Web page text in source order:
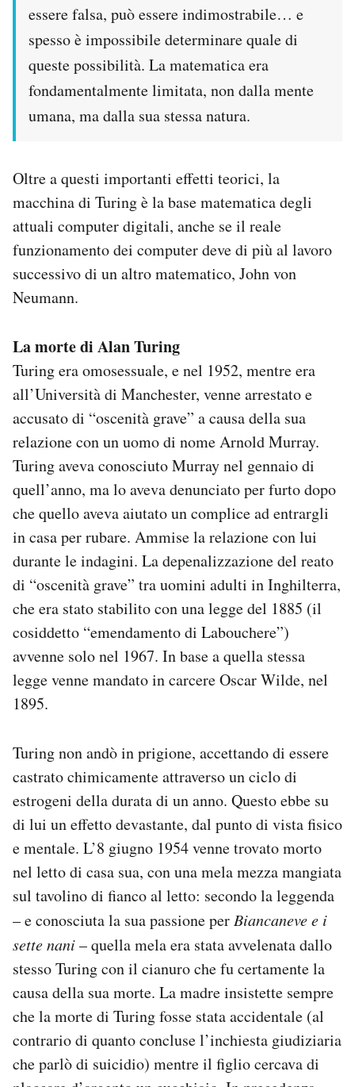
essere falsa, può essere indimostrabile… e
spesso è impossibile determinare quale di
queste possibilità. La matematica era
fondamentalmente limitata, non dalla mente
umana, ma dalla sua stessa natura.
Oltre a questi importanti effetti teorici, la
macchina di Turing è la base matematica degli
attuali computer digitali, anche se il reale
funzionamento dei computer deve di più al lavoro
successivo di un altro matematico, John von
Neumann.
La morte di Alan Turing
Turing era omosessuale, e nel 1952, mentre era
all’Università di Manchester, venne arrestato e
accusato di “oscenità grave” a causa della sua
relazione con un uomo di nome Arnold Murray.
Turing aveva conosciuto Murray nel gennaio di
quell’anno, ma lo aveva denunciato per furto dopo
che quello aveva aiutato un complice ad entrargli
in casa per rubare. Ammise la relazione con lui
durante le indagini. La depenalizzazione del reato
di “oscenità grave” tra uomini adulti in Inghilterra,
che era stato stabilito con una legge del 1885 (il
cosiddetto “emendamento di Labouchere”)
avvenne solo nel 1967. In base a quella stessa
legge venne mandato in carcere Oscar Wilde, nel
1895.
Turing non andò in prigione, accettando di essere
castrato chimicamente attraverso un ciclo di
estrogeni della durata di un anno. Questo ebbe su
di lui un effetto devastante, dal punto di vista fisico
e mentale. L’8 giugno 1954 venne trovato morto
nel letto di casa sua, con una mela mezza mangiata
sul tavolino di fianco al letto: secondo la leggenda
– e conosciuta la sua passione per Biancaneve e i
sette nani– quella mela era stata avvelenata dallo
stesso Turing con il cianuro che fu certamente la
causa della sua morte. La madre insistette sempre
che la morte di Turing fosse stata accidentale (al
contrario di quanto concluse l’inchiesta giudiziaria
che parlò di suicidio) mentre il figlio cercava di